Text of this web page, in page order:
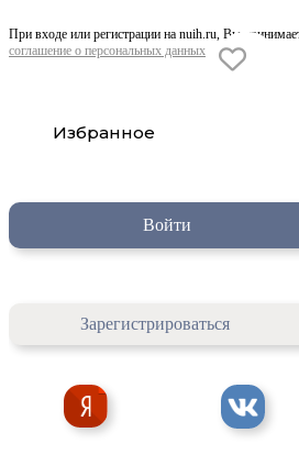
При входе или регистрации на nuih.ru, Вы
соглашение о персональных данных
Избранное
Войти
Зарегистрироваться